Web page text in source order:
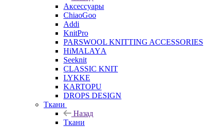
Аксессуары
ChiaoGoo
Addi
KnitPro
PARSWOOL KNITTING ACCESSORIES
HiMALAYА
Seeknit
CLASSIC KNIT
LYKKE
KАRTOPU
DROPS DЕSIGN
Ткани
Назад
Ткани